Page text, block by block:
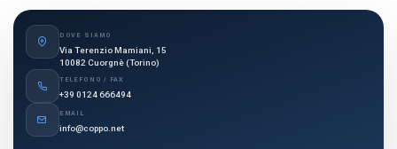
DOVE SIAMO
Via Terenzio Mamiani, 15
10082 Cuorgnè (Torino)
TELEFONO / FAX
+39 0124 666494
EMAIL
info@coppo.net